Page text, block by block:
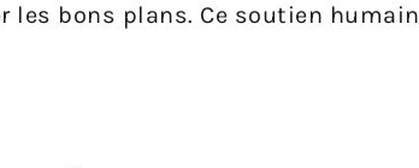
les bons plans. Ce soutien humain